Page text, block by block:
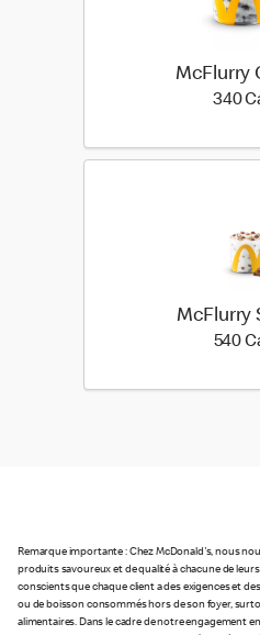
McFlurry
340
McFlurry
540
Remarque importante : Chez McDonald's, nous
produits savoureux et de qualité à chacune de
conscients que chaque client a des exigences et
ou de boisson consommés hors de son foyer,
alimentaires. Dans le cadre de notre engagement